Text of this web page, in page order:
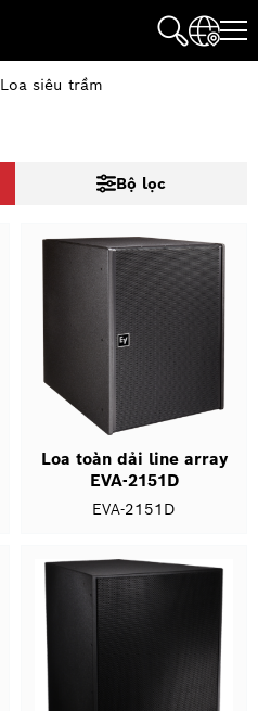
Loa siêu trầm
Bộ lọc
Loa toàn dải line array
EVA-2151D
EVA-2151D